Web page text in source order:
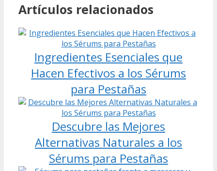
Artículos relacionados
Ingredientes Esenciales que
Hacen Efectivos a los Sérums
para Pestañas
Descubre las Mejores
Alternativas Naturales a los
Sérums para Pestañas